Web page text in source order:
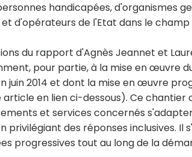
handicapées, d'organismes
d'opérateurs de l'Etat dans le champ
du rapport d'Agnès Jeannet et
pour partie, à la mise en œuvre
juin 2014 et dont la mise en œuvre
en lien ci-dessous). Ce chantier
et services concernés
privilégiant des réponses inclusives. Il
progressives tout au long de la